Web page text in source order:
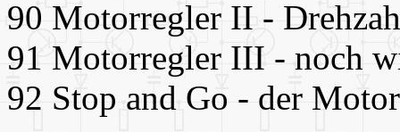
90 Motorregler II -
91 Motorregler III - noch
92 Stop and Go - der